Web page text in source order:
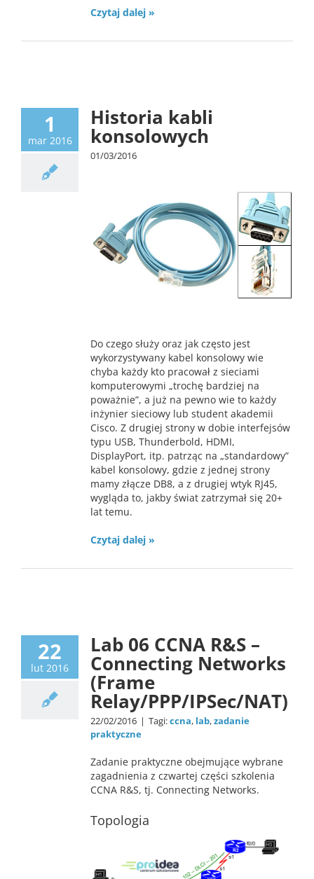
Czytaj dalej »
1
mar 2016
Historia kabli
konsolowych
01/03/2016
Do czego służy oraz jak często jest
wykorzystywany kabel konsolowy wie
chyba każdy kto pracował z sieciami
komputerowymi „trochę bardziej na
poważnie”, a już na pewno wie to każdy
inżynier sieciowy lub student akademii
Cisco. Z drugiej strony w dobie interfejsów
typu USB, Thunderbold, HDMI,
DisplayPort, itp. patrząc na „standardowy”
kabel konsolowy, gdzie z jednej strony
mamy złącze DB8, a z drugiej wtyk RJ45,
wygląda to, jakby świat zatrzymał się 20+
lat temu.
Czytaj dalej »
22
lut 2016
Lab 06 CCNA R&S –
Connecting Networks
(Frame
Relay/PPP/IPSec/NAT)
22/02/2016 | Tagi:ccna, lab,zadanie
praktyczne
Zadanie praktyczne obejmujące wybrane
zagadnienia z czwartej części szkolenia
CCNA R&S, tj. Connecting Networks.
Topologia